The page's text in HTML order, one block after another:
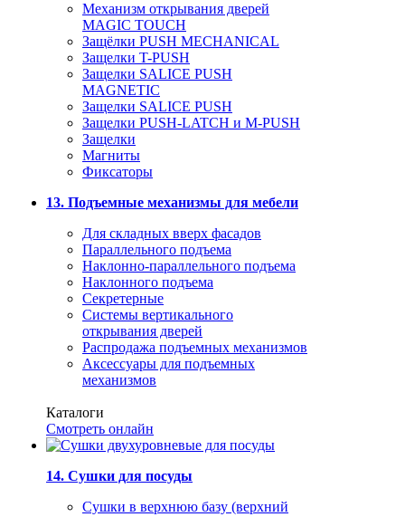
Механизм открывания дверей
MAGIC TOUCH
Защёлки PUSH MECHANICAL
Защелки T-PUSH
Защелки SALICE PUSH
MAGNETIC
Защелки SALICE PUSH
Защелки PUSH-LATCH и M-PUSH
Защелки
Магниты
Фиксаторы
13. Подъемные механизмы для мебели
Для складных вверх фасадов
Параллельного подъема
Наклонно-параллельного подъема
Наклонного подъема
Секретерные
Системы вертикального
открывания дверей
Распродажа подъемных механизмов
Аксессуары для подъемных
механизмов
Каталоги
Смотреть онлайн
14. Сушки для посуды
Сушки в верхнюю базу (верхний